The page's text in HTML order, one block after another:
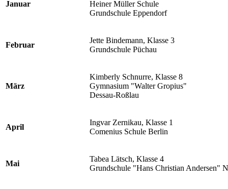
Januar
Heiner Müller Schule
Grundschule Eppendorf
Februar
Jette Bindemann, Klasse 3
Grundschule Püchau
März
Kimberly Schnurre, Klasse 8
Gymnasium "Walter Gropius"
Dessau-Roßlau
April
Ingvar Zernikau, Klasse 1
Comenius Schule Berlin
Mai
Tabea Lätsch, Klasse 4
Grundschule "Hans Christian Andersen"